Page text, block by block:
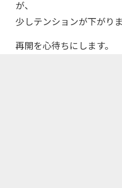
が、
少しテンションが下がりま
再開を心待ちにします。